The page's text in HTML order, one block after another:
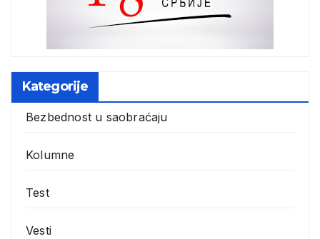
Kategorije
Bezbednost u saobraćaju
Kolumne
Test
Vesti